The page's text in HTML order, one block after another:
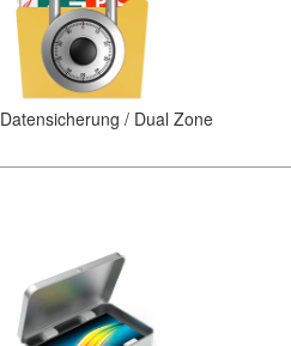
Datensicherung / Dual Zone